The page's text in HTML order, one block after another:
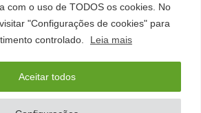
com o uso de TODOS os cookies. No
"Configurações de cookies" para
controlado.
Leia mais
Aceitar todos